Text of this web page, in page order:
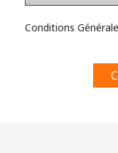
Conditions